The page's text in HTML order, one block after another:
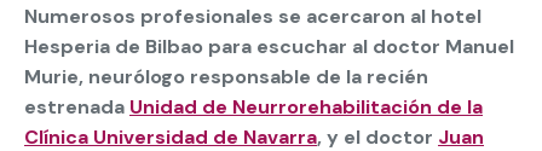
Numerosos profesionales se acercaron al hotel
Hesperia de Bilbao para escuchar al doctor Manuel
Murie, neurólogo responsable de la recién
estrenada Unidad de Neurrorehabilitación de la
Clínica Universidad de Navarra, y el doctor Juan